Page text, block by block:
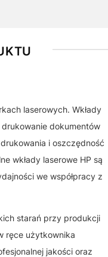
laserowych. Wkłady
drukowanie dokumentów
i oszczędność
wkłady laserowe HP są
we współpracy z
starań przy produkcji
ręce użytkownika
jakości oraz